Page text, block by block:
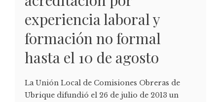
experiencia laboral y
formación no formal
hasta el 10 de agosto
La Unión Local de Comisiones Obreras de
Ubrique difundió el 26 de julio de 2013 un